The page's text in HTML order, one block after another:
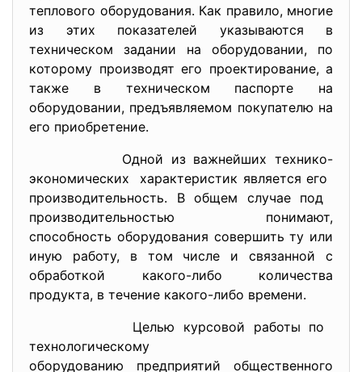
теплового оборудования. Как правило, многие
из этих показателей указываются в
техническом задании на оборудовании, по
которому производят его проектирование, а
также в техническом паспорте на
оборудовании, предъявляемом покупателю на
его приобретение.
Одной из важнейших технико-
экономических характеристик является его
производительность. В общем случае под
производительностью понимают,
способность оборудования совершить ту или
иную работу, в том числе и связанной с
обработкой какого-либо количества
продукта, в течение какого-либо времени.
Целью курсовой работы по
технологическому
оборудованию предприятий общественного